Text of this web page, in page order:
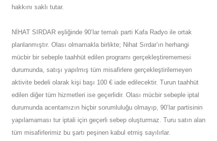
hakkını saklı tutar.
NİHAT SIRDAR eşliğinde 90’lar temalı parti Kafa Radyo ile ortak
planlanmıştır. Olası olmamakla birlikte; Nihat Sırdar’ın herhangi
mücbir bir sebeple taahhüt edilen programı gerçekleştirememesi
durumunda, satışı yapılmış tüm misafirlere gerçekleştirilemeyen
aktivite bedeli olarak kişi başı 100 € iade edilecektir. Turun taahhüt
edilen diğer tüm hizmetleri ise geçerlidir. Olası mücbir sebeple iptal
durumunda acentamızın hiçbir sorumluluğu olmayıp, 90’lar partisinin
yapılamaması tur iptali için geçerli sebep oluşturmaz. Turu satın alan
tüm misafirlerimiz bu şartı peşinen kabul etmiş sayılırlar.